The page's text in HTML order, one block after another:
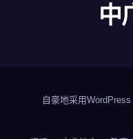
中
自豪地采用WordPress